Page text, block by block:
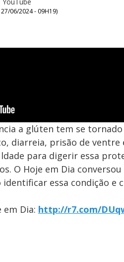
27/06/2024 - 09H19)
a glúten tem se
diarreia, prisão de ventre
para digerir essa
O Hoje em Dia
essa condição e
em Dia: http://r7.com/